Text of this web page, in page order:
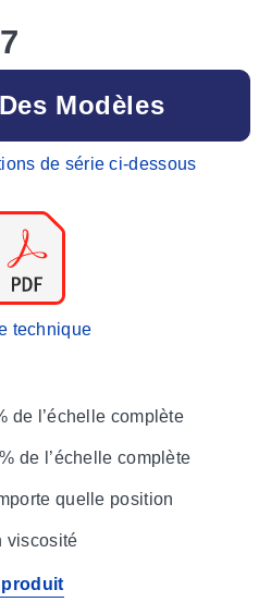
de l’échelle complète
de l’échelle complète
quelle position
viscosité
Modèles
de série ci-dessous
technique